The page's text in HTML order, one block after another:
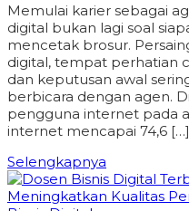
Memulai karier sebagai
digital bukan lagi soal
mencetak brosur.
digital, tempat perhatian
dan keputusan awal
berbicara dengan agen.
pengguna internet pada
internet mencapai 74,6 […]
Selengkapnya